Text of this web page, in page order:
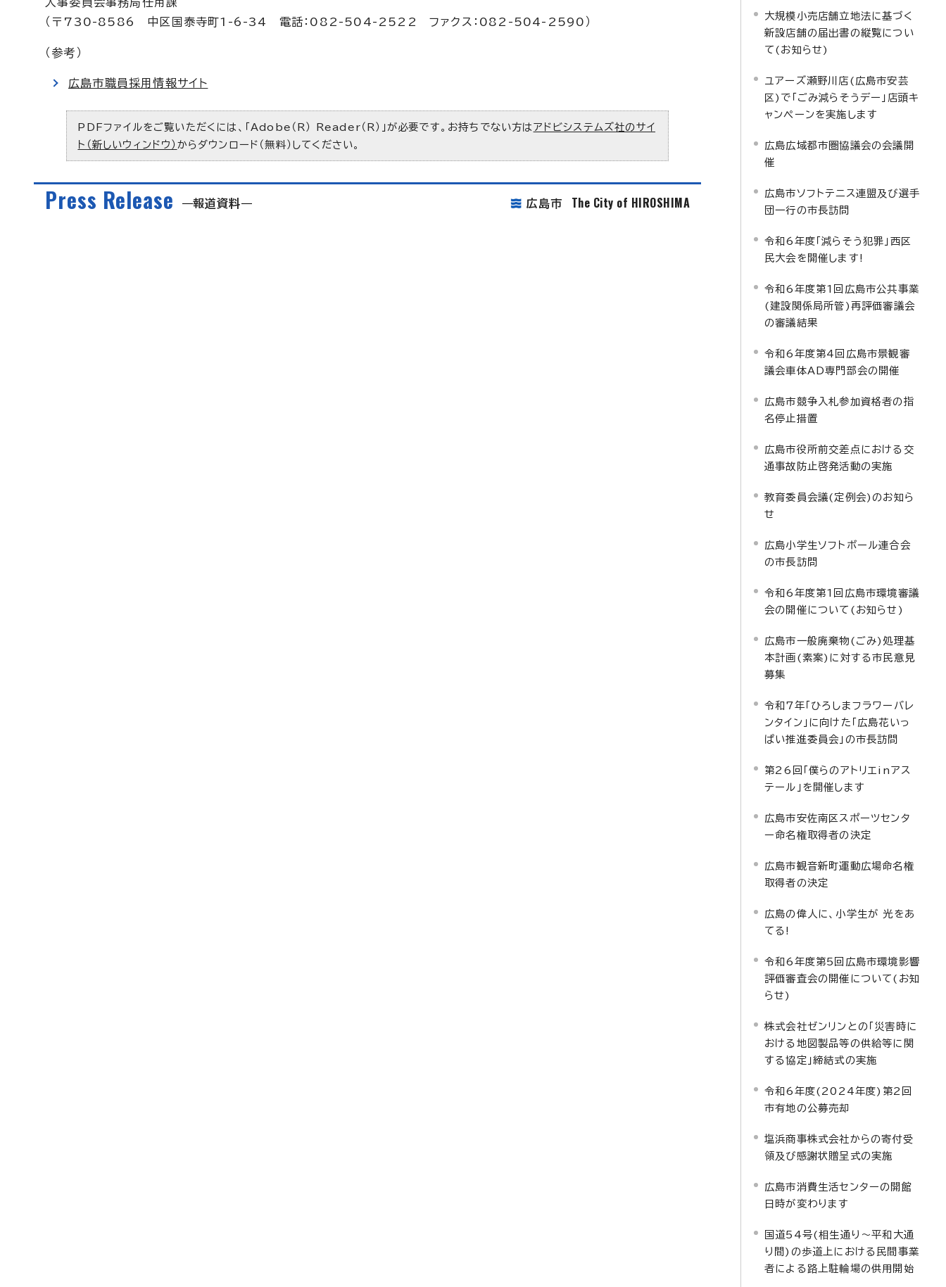
（〒730-8586 中区国泰寺町1-6-34 電話：082-504-2522 ファクス：082-504-2590）
（参考）
広島市職員採用情報サイト
PDFファイルをご覧いただくには、「Adobe（R） Reader（R）」が必要です。お持ちでない方は アドビシステムズ社のサイ
ト（新しいウィンドウ） からダウンロード（無料）してください。
Press Release 報道資料 広島市 The City of HIROSHIMA
大規模小売店舗立地法に基づく
新設店舗の届出書の縦覧につい
て(お知らせ)
ユアーズ瀬野川店(広島市安芸
区)で「ごみ減らそうデー」店頭キ
ャンペーンを実施します
広島広域都市圏協議会の会議開
催
広島市ソフトテニス連盟及び選手
団一行の市長訪問
令和6年度「減らそう犯罪」西区
民大会を開催します!
令和6年度第1回広島市公共事業
(建設関係局所管)再評価審議会
の審議結果
令和6年度第4回広島市景観審
議会車体AD専門部会の開催
広島市競争入札参加資格者の指
名停止措置
広島市役所前交差点における交
通事故防止啓発活動の実施
教育委員会議(定例会)のお知ら
せ
広島小学生ソフトボール連合会
の市長訪問
令和6年度第1回広島市環境審議
会の開催について(お知らせ)
広島市一般廃棄物(ごみ)処理基
本計画(素案)に対する市民意見
募集
令和7年「ひろしまフラワーバレ
ンタイン」に向けた「広島花いっ
ぱい推進委員会」の市長訪問
第26回「僕らのアトリエinアス
テール」を開催します
広島市安佐南区スポーツセンタ
ー命名権取得者の決定
広島市観音新町運動広場命名権
取得者の決定
広島の偉人に、小学生が 光をあ
てる!
令和6年度第5回広島市環境影響
評価審査会の開催について(お知
らせ)
株式会社ゼンリンとの「災害時に
おける地図製品等の供給等に関
する協定」締結式の実施
令和6年度(2024年度)第2回
市有地の公募売却
塩浜商事株式会社からの寄付受
領及び感謝状贈呈式の実施
広島市消費生活センターの開館
日時が変わります
国道54号(相生通り～平和大通
り間)の歩道上における民間事業
者による路上駐輪場の供用開始